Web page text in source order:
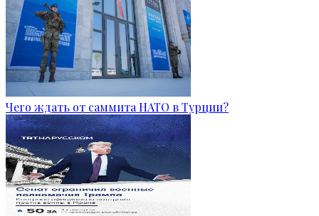
Чего ждать от саммита НАТО в Турции?